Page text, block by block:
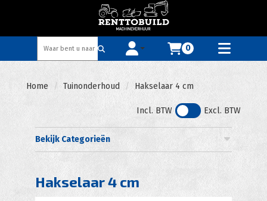
Toggle account dropdownToggle
0
Home Tuinonderhoud Hakselaar 4 cm
Incl. BTW Excl. BTW
Bekijk Categorieën
Hakselaar 4 cm